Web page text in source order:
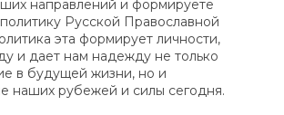
направлений и формируете
Русской Православной
эта формирует личности,
и дает нам надежду не только
в будущей жизни, но и
наших рубежей и силы сегодня.